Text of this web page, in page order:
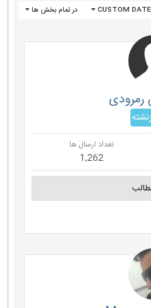
در تمام بخش ها CUSTOM DATE
رمرودی
تعداد ارسال ها
1,262